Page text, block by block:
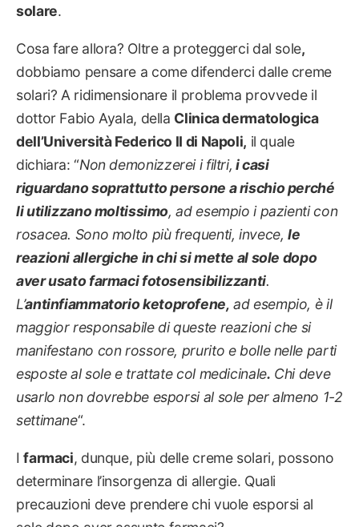
solare.
Cosa fare allora? Oltre a proteggerci dal sole,
dobbiamo pensare a come difenderci dalle creme
solari? A ridimensionare il problema provvede il
dottor Fabio Ayala, della Clinica dermatologica
dell’Università Federico II di Napoli, il quale
dichiara: “Non demonizzerei i filtri, i casi
riguardano soprattutto persone a rischio perché
li utilizzano moltissimo, ad esempio i pazienti con
rosacea. Sono molto più frequenti, invece,le
reazioni allergiche in chi si mette al sole dopo
aver usato farmaci fotosensibilizzanti.
L’antinfiammatorio ketoprofene, ad esempio, è il
maggior responsabile di queste reazioni che si
manifestano con rossore, prurito e bolle nelle parti
esposte al sole e trattate col medicinale. Chi deve
usarlo non dovrebbe esporsi al sole per almeno 1-2
settimane“.
Ifarmaci, dunque, più delle creme solari, possono
determinare l’insorgenza di allergie. Quali
precauzioni deve prendere chi vuole esporsi al